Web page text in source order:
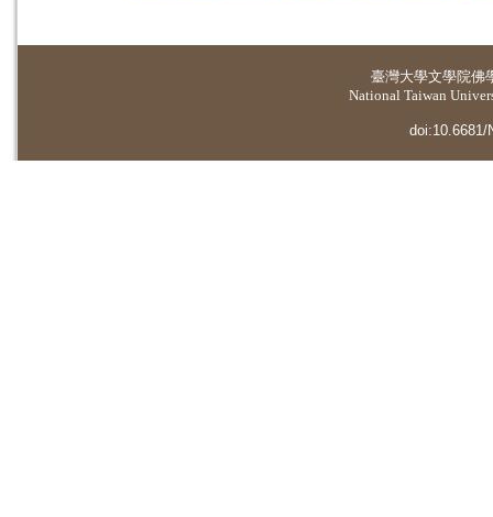
臺灣大學文學院佛
National Taiwan
doi:10.6681/